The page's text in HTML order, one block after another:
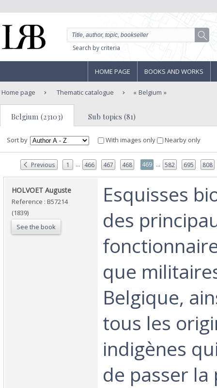
Search by criteria
HOME PAGE BOOKS AND WORKS
Home page Thematic catalogue Belgium
Belgium (23103) Sub topics (81)
Sort by With images only Nearby only
Previous 1 ... 466 467 468 469 ... 582 695 808
‎HOLVOET Auguste‎
Reference : B57214
(1839)
See the book
‎Esquisses
des
que
Belgique,
tous les
indigènes
de passer